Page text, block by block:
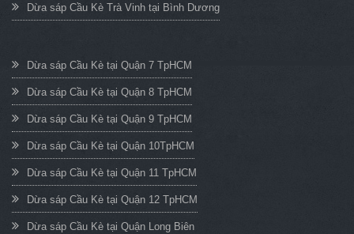
Dừa sáp Cầu Kè Trà Vinh tại Bình Dương
Dừa sáp Cầu Kè tại Quận 7 TpHCM
Dừa sáp Cầu Kè tại Quận 8 TpHCM
Dừa sáp Cầu Kè tại Quận 9 TpHCM
Dừa sáp Cầu Kè tại Quận 10TpHCM
Dừa sáp Cầu Kè tại Quận 11 TpHCM
Dừa sáp Cầu Kè tại Quận 12 TpHCM
Dừa sáp Cầu Kè tại Quận Long Biên